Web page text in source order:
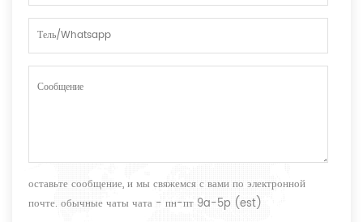
оставьте сообщение, и мы свяжемся с вами по электронной
почте. обычные чаты чата - пн-пт 9a-5p (est)